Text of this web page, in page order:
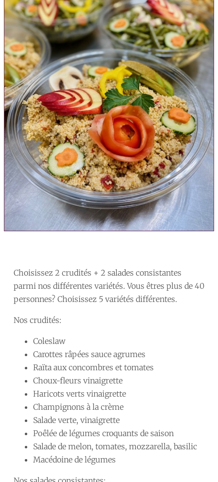
Choisissez 2 crudités + 2 salades consistantes
parmi nos différentes variétés. Vous êtres plus de 40
personnes? Choisissez 5 variétés différentes.
Nos crudités:
Coleslaw
Carottes râpées sauce agrumes
Raïta aux concombres et tomates
Choux-fleurs vinaigrette
Haricots verts vinaigrette
Champignons à la crème
Salade verte, vinaigrette
Poêlée de légumes croquants de saison
Salade de melon, tomates, mozzarella, basilic
Macédoine de légumes